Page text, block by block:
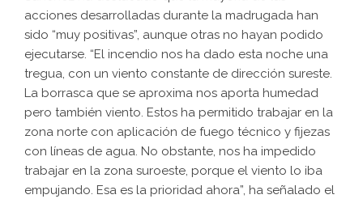
acciones desarrolladas durante la madrugada han
sido “muy positivas”, aunque otras no hayan podido
ejecutarse. “El incendio nos ha dado esta noche una
tregua, con un viento constante de dirección sureste.
La borrasca que se aproxima nos aporta humedad
pero también viento. Estos ha permitido trabajar en la
zona norte con aplicación de fuego técnico y fijezas
con líneas de agua. No obstante, nos ha impedido
trabajar en la zona suroeste, porque el viento lo iba
empujando. Esa es la prioridad ahora”, ha señalado el